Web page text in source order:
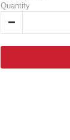
Quantity